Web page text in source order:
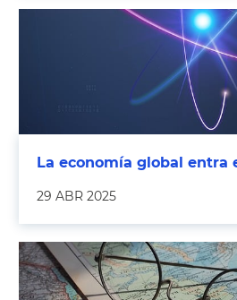
La economía global entra
29 ABR 2025